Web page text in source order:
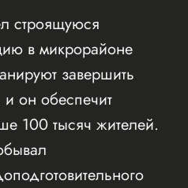
строящуюся
в микрорайоне
завершить
он обеспечит
100 тысяч жителей.